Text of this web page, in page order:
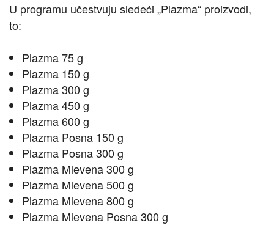
U programu učestvuju sledeći „Plazma“ proizvodi,
to:
Plazma 75 g
Plazma 150 g
Plazma 300 g
Plazma 450 g
Plazma 600 g
Plazma Posna 150 g
Plazma Posna 300 g
Plazma Mlevena 300 g
Plazma Mlevena 500 g
Plazma Mlevena 800 g
Plazma Mlevena Posna 300 g